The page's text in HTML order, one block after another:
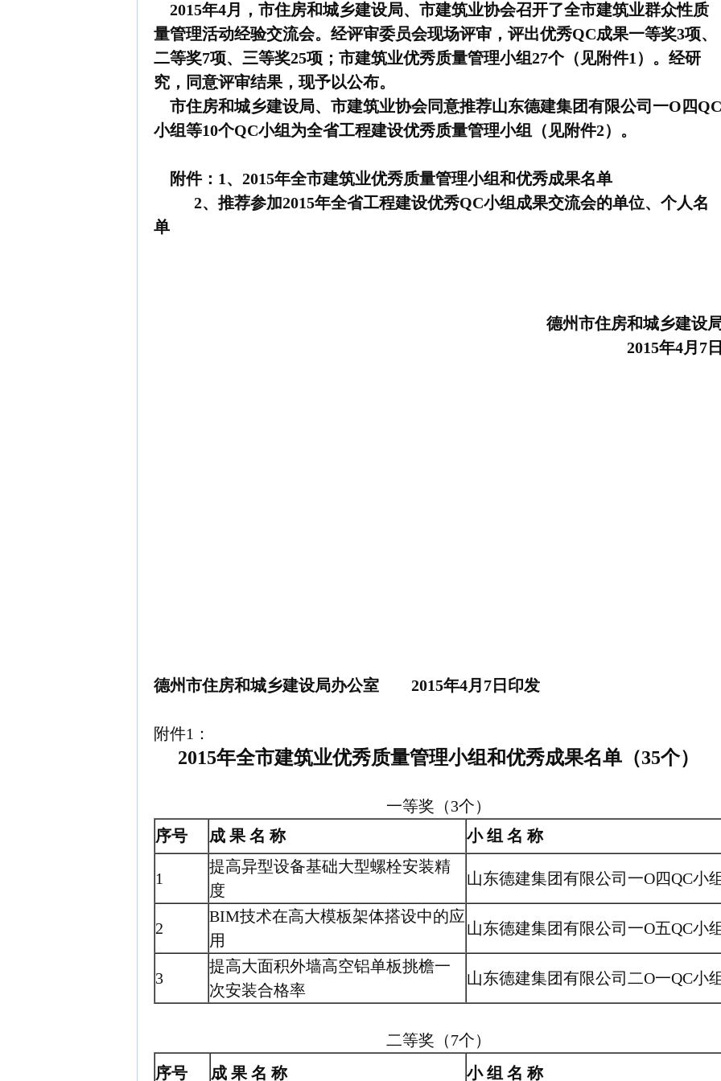
2015年4月， 市住房和城乡建设局、市建筑业协会召开了全市建筑业群众性质
量管理活动经验交流会。经评审委员会现场评审，评出优秀QC成果一等奖3项、
二等奖7项、三等奖25项；市建筑业优秀质量管理小组27个（见附件1 ）。经研
究，同意评审结果，现予以公布。
市住房和城乡建设局、市建筑业协会同意推荐山东德建集团有限公司一O 四QC
小组等10个QC小组为全省工程建设优秀质量管理小组（见附件2）。
附件： 1 、 2015年全市建筑业优秀质量管理小组和优秀成果名单
2、推荐参加2015年全省工程建设优秀QC小组成果交流会的单位、个人名
单
德州市住房和城乡建设
2015年4月7日
德州市住房和城乡建设局办公室 2015年4月7日印发
附件1：
2015年全市建筑业优秀质量管理小组和优秀成果名单（35个）
一等奖（3个）
序号
成 果 名 称 小 组 名 称
1
提高异型设备基础大型螺栓安装精
度
山东德建集团有限公司一O四QC小组
2
BIM技术在高大模板架体搭设中的应
用
山东德建集团有限公司一O五QC小组
3
提高大面积外墙高空铝单板挑檐一
次安装合格率
山东德建集团有限公司二O一QC小组
二等奖（7个）
序号
成 果 名 称 小 组 名 称